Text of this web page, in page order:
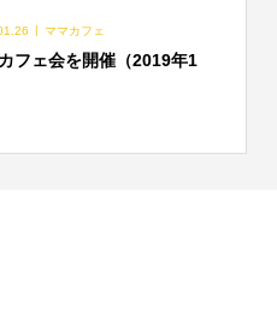
ママカフェ
フェ会を開催（2019年1